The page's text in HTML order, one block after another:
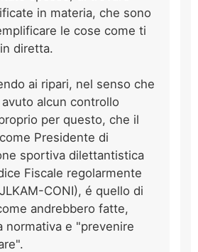
in materia, che sono
le cose come ti
diretta.
ai ripari, nel senso che
alcun controllo
per questo, che il
Presidente di
sportiva dilettantistica
Fiscale regolarmente
CONI), é quello di
andrebbero fatte,
normativa e "prevenire